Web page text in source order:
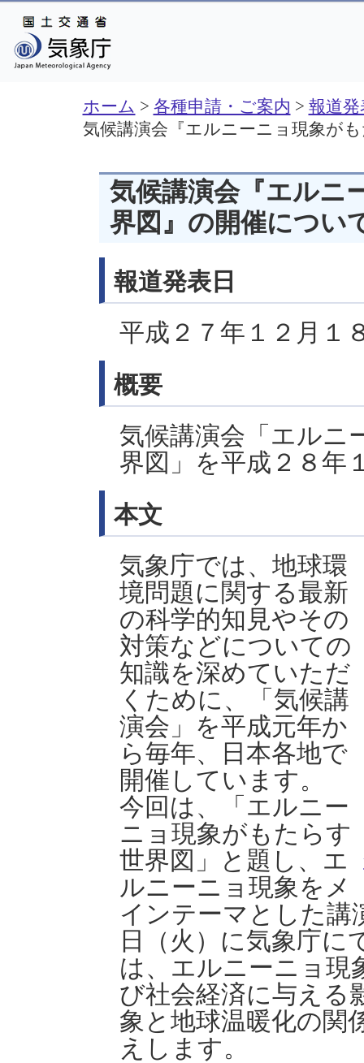
ホーム > 各種申請・ご案内 > 報道
気候講演会『エルニーニョ現象が
気候講演会『エルニ
界図』の開催につい
報道発表日
平成２７年１２月１
概要
気候講演会「エルニ
界図」を平成２８年
本文
気象庁では、地球環
境問題に関する最新
の科学的知見やその
対策などについての
知識を深めていただ
くために、「気候講
演会」を平成元年か
ら毎年、日本各地で
開催しています。
今回は、「エルニー
ニョ現象がもたらす
世界図」と題し、エ
ルニーニョ現象をメ
インテーマとした講
日（火）に気象庁に
は、エルニーニョ現
び社会経済に与える
象と地球温暖化の関
えします。